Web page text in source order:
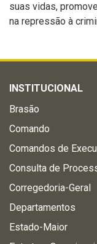
suas vidas,
na repressão à
INSTITUCIONAL
Brasão
Comando
Comandos de
Consulta de
Corregedoria-Geral
Departamentos
Estado-Maior